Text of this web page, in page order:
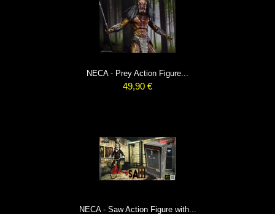
NECA - Prey Action Figure...
49,90 €
NECA - Saw Action Figure with...